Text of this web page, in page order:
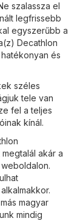
szalassza el
legfrissebb
egyszerűbb a
Decathlon
és
széles
tele van
fel a teljes
kínál.
akár a
weboldalon.
magyar
mindig